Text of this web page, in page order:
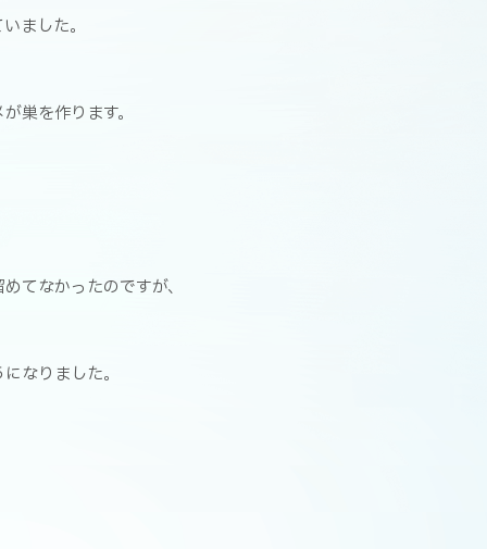
ました。
巣を作ります。
てなかったのですが、
なりました。